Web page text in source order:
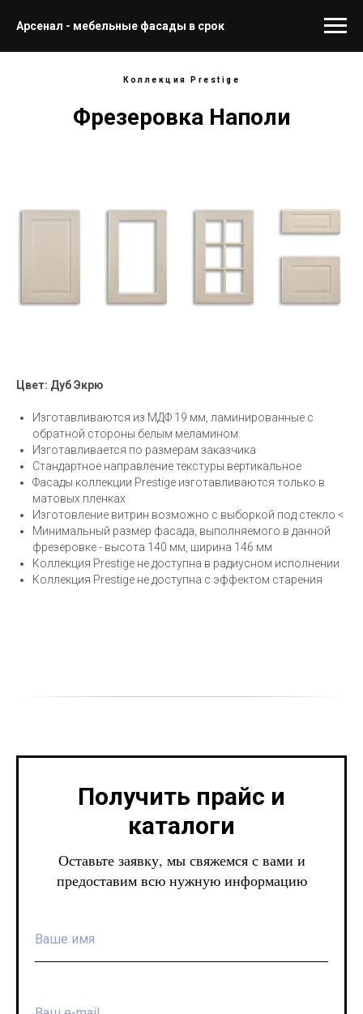
Арсенал - мебельные фасады в срок
Коллекция Prestige
Фрезеровка Наполи
Цвет: Дуб Экрю
Изготавливаются из МДФ 19 мм, ламинированные с
обратной стороны белым меламином.
Изготавливается по размерам заказчика
Стандартное направление текстуры вертикальное
Фасады коллекции Prestige изготавливаются только в
матовых пленках
Изготовление витрин возможно с выборкой под стекло <
Минимальный размер фасада, выполняемого в данной
фрезеровке - высота 140 мм, ширина 146 мм
Коллекция Prestige не доступна в радиусном исполнении
Коллекция Prestige не доступна с эффектом старения
Получить прайс и
каталоги
Оставьте заявку, мы свяжемся с вами и
предоставим всю нужную информацию